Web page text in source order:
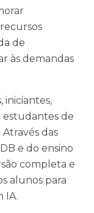
de
às demandas
iniciantes,
estudantes de
das
e do ensino
completa e
alunos para
IA.